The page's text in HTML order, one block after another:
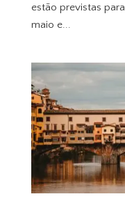
estão previstas
maio e...